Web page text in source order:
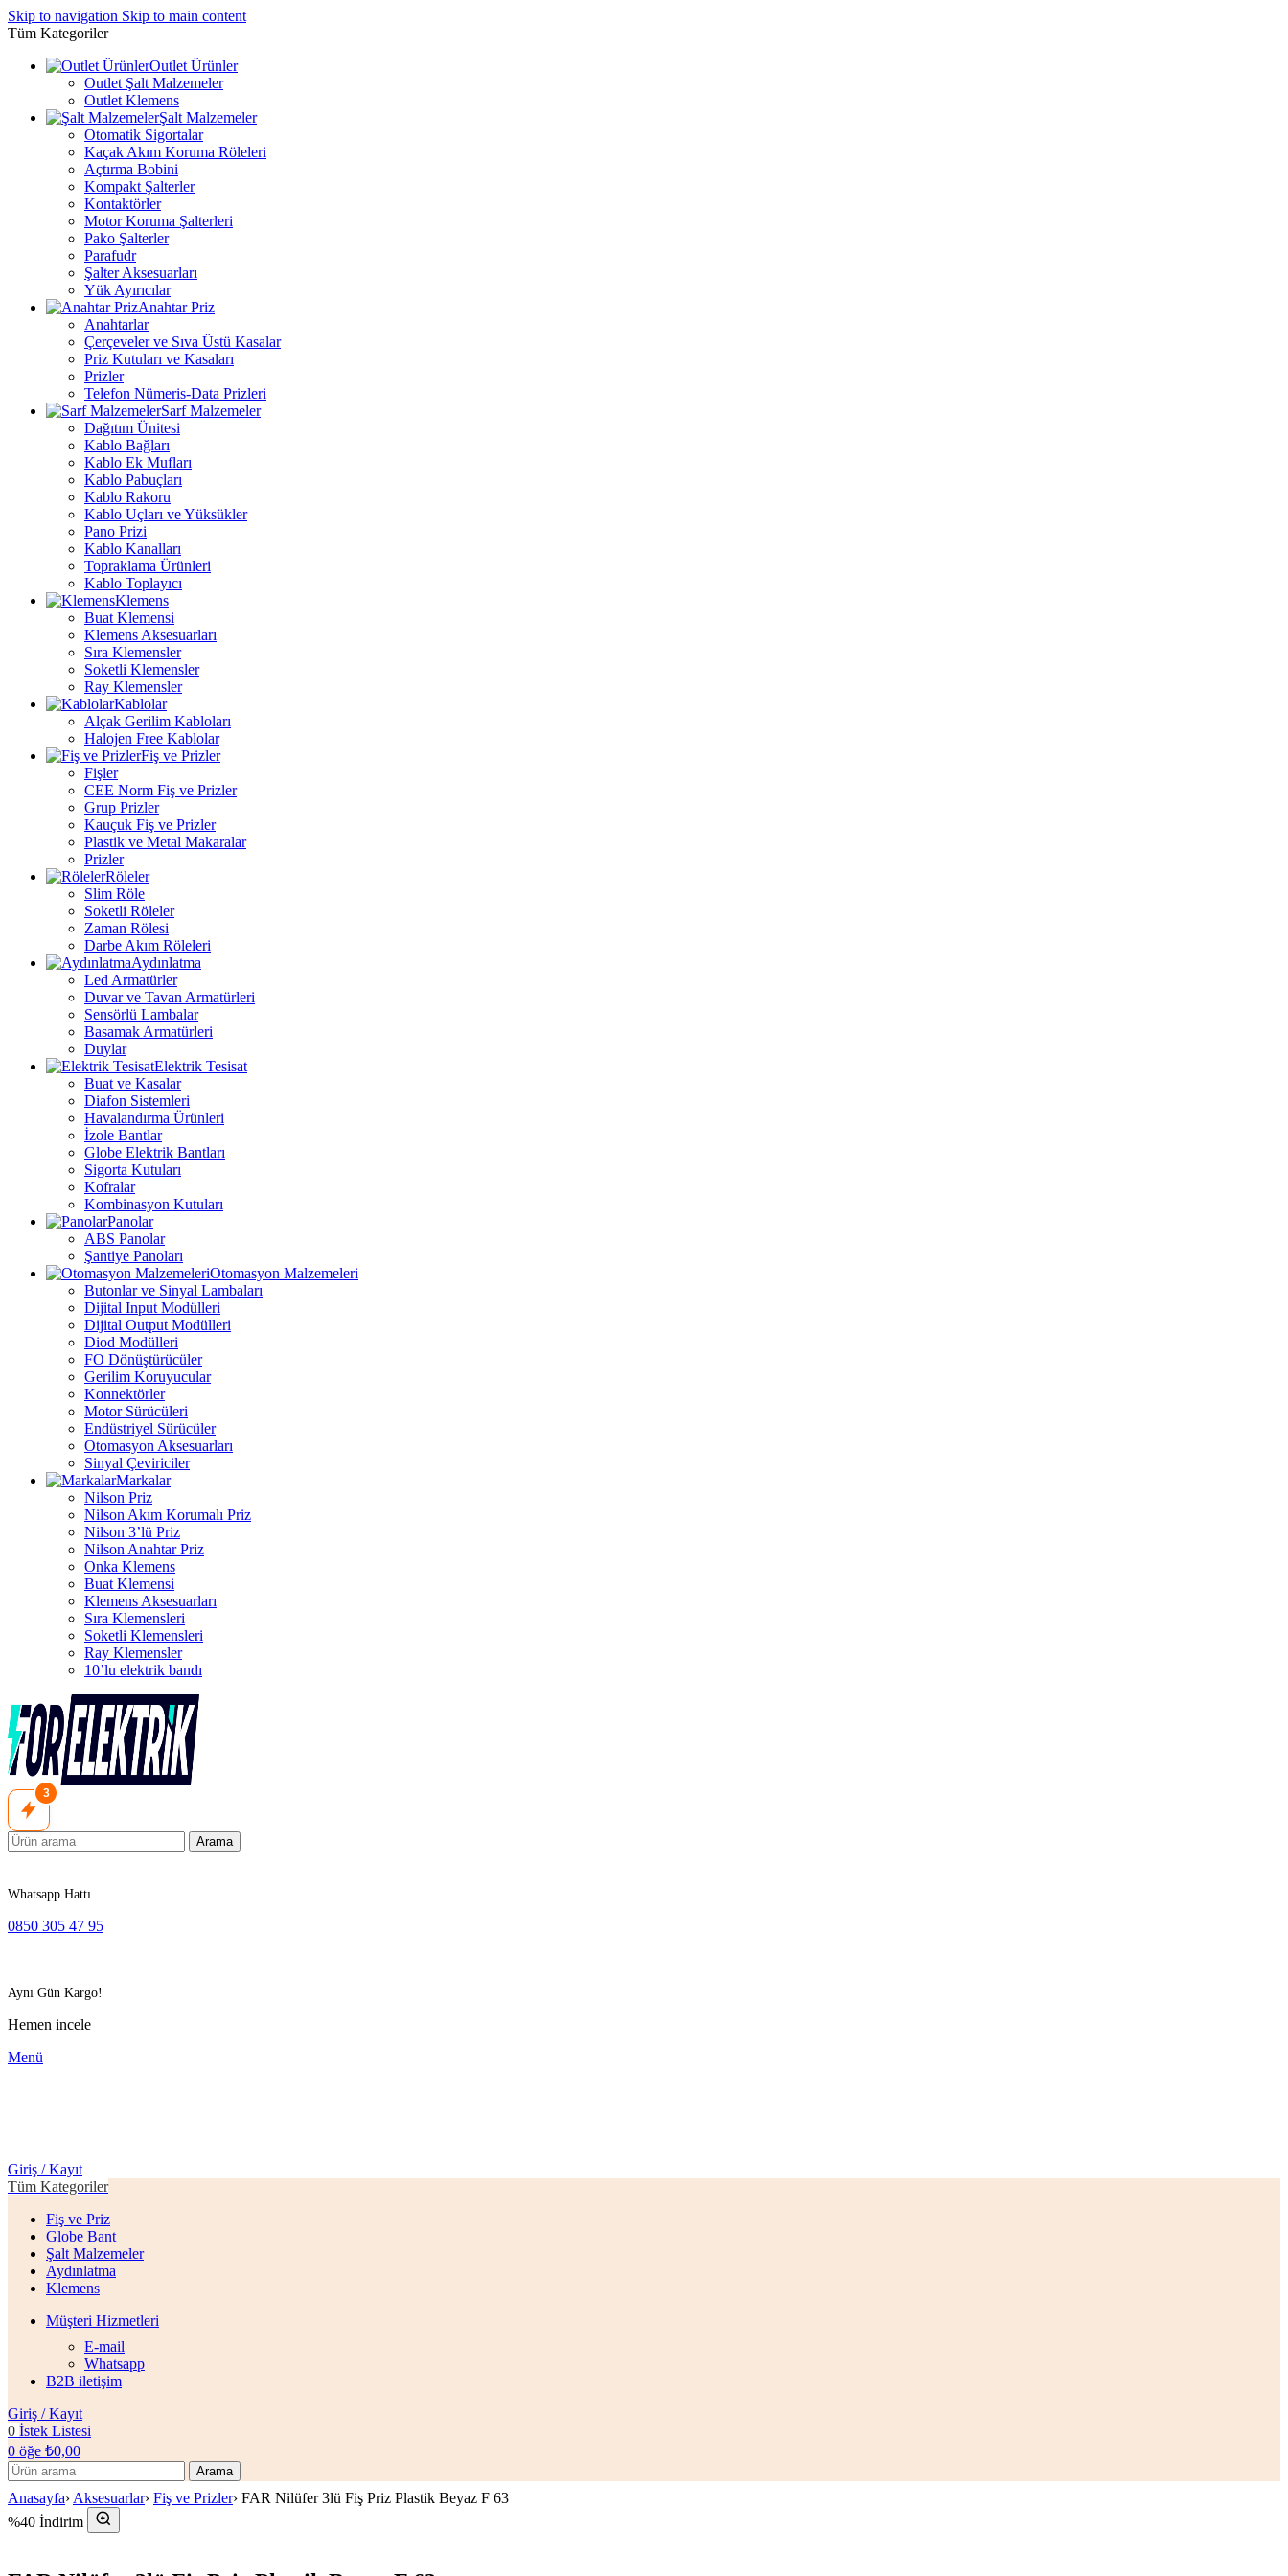
Skip to navigation Skip to main content
Tüm Kategoriler
Outlet Ürünler
Outlet Şalt Malzemeler
Outlet Klemens
Şalt Malzemeler
Otomatik Sigortalar
Kaçak Akım Koruma Röleleri
Açtırma Bobini
Kompakt Şalterler
Kontaktörler
Motor Koruma Şalterleri
Pako Şalterler
Parafudr
Şalter Aksesuarları
Yük Ayırıcılar
Anahtar Priz
Anahtarlar
Çerçeveler ve Sıva Üstü Kasalar
Priz Kutuları ve Kasaları
Prizler
Telefon Nümeris-Data Prizleri
Sarf Malzemeler
Dağıtım Ünitesi
Kablo Bağları
Kablo Ek Mufları
Kablo Pabuçları
Kablo Rakoru
Kablo Uçları ve Yüksükler
Pano Prizi
Kablo Kanalları
Topraklama Ürünleri
Kablo Toplayıcı
Klemens
Buat Klemensi
Klemens Aksesuarları
Sıra Klemensler
Soketli Klemensler
Ray Klemensler
Kablolar
Alçak Gerilim Kabloları
Halojen Free Kablolar
Fiş ve Prizler
Fişler
CEE Norm Fiş ve Prizler
Grup Prizler
Kauçuk Fiş ve Prizler
Plastik ve Metal Makaralar
Prizler
Röleler
Slim Röle
Soketli Röleler
Zaman Rölesi
Darbe Akım Röleleri
Aydınlatma
Led Armatürler
Duvar ve Tavan Armatürleri
Sensörlü Lambalar
Basamak Armatürleri
Duylar
Elektrik Tesisat
Buat ve Kasalar
Diafon Sistemleri
Havalandırma Ürünleri
İzole Bantlar
Globe Elektrik Bantları
Sigorta Kutuları
Kofralar
Kombinasyon Kutuları
Panolar
ABS Panolar
Şantiye Panoları
Otomasyon Malzemeleri
Butonlar ve Sinyal Lambaları
Dijital Input Modülleri
Dijital Output Modülleri
Diod Modülleri
FO Dönüştürücüler
Gerilim Koruyucular
Konnektörler
Motor Sürücüleri
Endüstriyel Sürücüler
Otomasyon Aksesuarları
Sinyal Çeviriciler
Markalar
Nilson Priz
Nilson Akım Korumalı Priz
Nilson 3’lü Priz
Nilson Anahtar Priz
Onka Klemens
Buat Klemensi
Klemens Aksesuarları
Sıra Klemensleri
Soketli Klemensleri
Ray Klemensler
10’lu elektrik bandı
3
Arama
Whatsapp Hattı
0850 305 47 95
Aynı Gün Kargo!
Hemen incele
Menü
Giriş / Kayıt
Tüm Kategoriler
Fiş ve Priz
Globe Bant
Şalt Malzemeler
Aydınlatma
Klemens
Müşteri Hizmetleri
E-mail
Whatsapp
B2B iletişim
Giriş / Kayıt
0 İstek Listesi
0 öğe ₺0,00
Arama
Anasayfa› Aksesuarlar› Fiş ve Prizler› FAR Nilüfer 3lü Fiş Priz Plastik Beyaz F 63
%40 İndirim